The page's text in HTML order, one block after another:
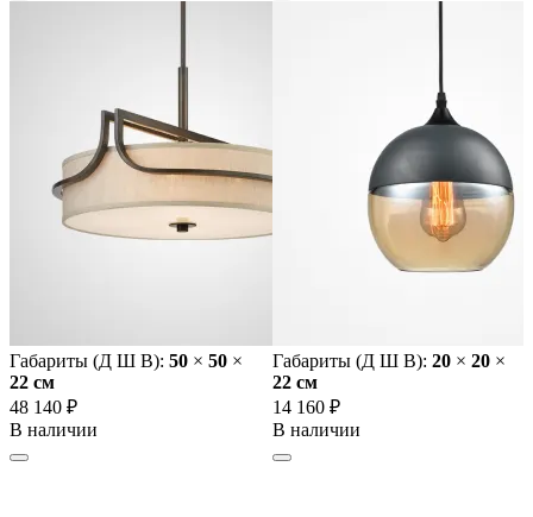
Габариты (Д Ш В): 50 × 50 ×
22 cм
48 140 ₽
В наличии
Габариты (Д Ш В): 20 × 20 ×
22 cм
14 160 ₽
В наличии